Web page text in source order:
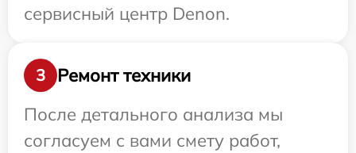
сервисный центр Denon.
3
Ремонт техники
После детального анализа мы
согласуем с вами смету работ,